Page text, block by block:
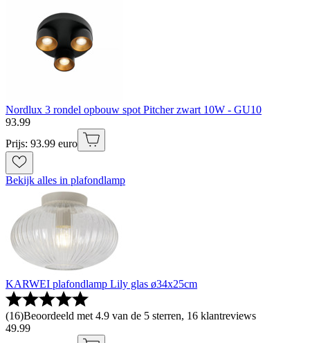
Nordlux 3 rondel opbouw spot Pitcher zwart 10W - GU10
93.99
Prijs: 93.99 euro
Bekijk alles in plafondlamp
KARWEI plafondlamp Lily glas ø34x25cm
(16)Beoordeeld met 4.9 van de 5 sterren, 16 klantreviews
49.99